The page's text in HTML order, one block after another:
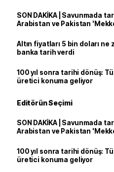
SON DAKİKA | Savunmada
Arabistan ve Pakistan
Altın fiyatları 5 bin doları
banka tarih verdi
100 yıl sonra tarihi dönüş:
üretici konuma geliyor
Editörün Seçimi
SON DAKİKA | Savunmada
Arabistan ve Pakistan
100 yıl sonra tarihi dönüş:
üretici konuma geliyor